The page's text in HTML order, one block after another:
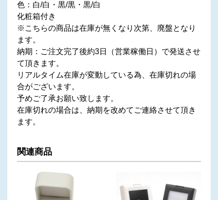
色：白/白・黒/黒・黒/白
化粧箱付き
※こちらの商品は在庫が無くなり次第、廃盤となり
ます。
納期：ご注文完了後約3日（営業稼働日）で発送させ
て頂きます。
リアルタイム在庫が変動している為、在庫切れの場
合がございます。
予めご了承お願い致します。
在庫切れの場合は、納期を改めてご連絡させて頂き
ます。
関連商品